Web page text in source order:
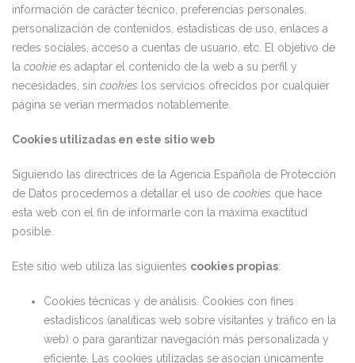
información de carácter técnico, preferencias personales,
personalización de contenidos, estadísticas de uso, enlaces a
redes sociales, acceso a cuentas de usuario, etc. El objetivo de
la cookie es adaptar el contenido de la web a su perfil y
necesidades, sin cookies los servicios ofrecidos por cualquier
página se verían mermados notablemente.
Cookies utilizadas en este sitio web
Siguiendo las directrices de la Agencia Española de Protección
de Datos procedemos a detallar el uso de cookies que hace
esta web con el fin de informarle con la máxima exactitud
posible.
Este sitio web utiliza las siguientes cookies propias:
Cookies técnicas y de análisis. Cookies con fines
estadísticos (analíticas web sobre visitantes y tráfico en la
web) o para garantizar navegación más personalizada y
eficiente. Las cookies utilizadas se asocian únicamente